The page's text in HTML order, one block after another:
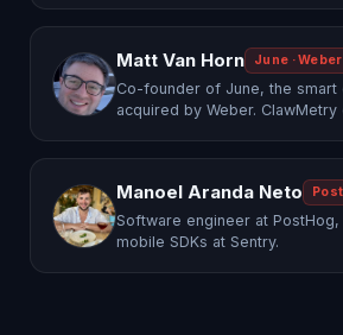
Matt Van Horn June · Weber
Co-founder of June, the smart
acquired by Weber. ClawMetry
Manoel Aranda Neto
Software engineer at
mobile SDKs at Sentry.